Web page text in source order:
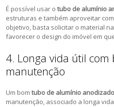
É possível usar otubo de alumínio
estruturas e também aproveitar
objetivo, basta solicitar o material
favorecer o design do imóvel em
4. Longa vida útil
manutenção
Um bomtubo de alumínio
manutenção, associado a longa